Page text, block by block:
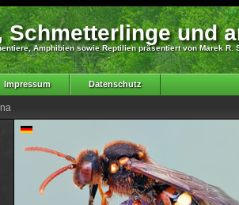
und
Amphibien sowie Reptilien präsentiert von Marek R.
Impressum Datenschutz